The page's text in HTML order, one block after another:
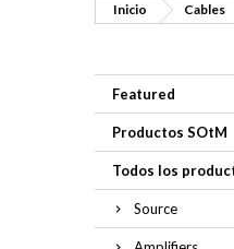
Inicio Cables
Featured
Productos SOtM
Todos los
Source